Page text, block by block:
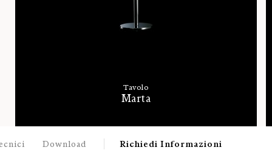
Tavolo
Marta
Download Richiedi Informazioni